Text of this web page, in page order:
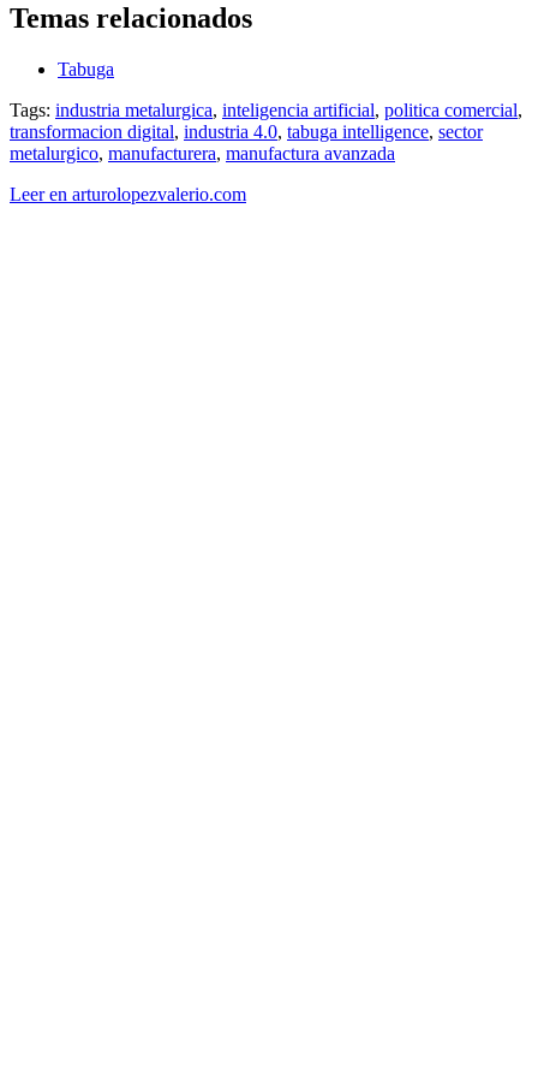
Temas relacionados
Tabuga
Tags: industria metalurgica, inteligencia artificial, politica comercial,
transformacion digital, industria 4.0, tabuga intelligence, sector
metalurgico, manufacturera, manufactura avanzada
Leer en arturolopezvalerio.com